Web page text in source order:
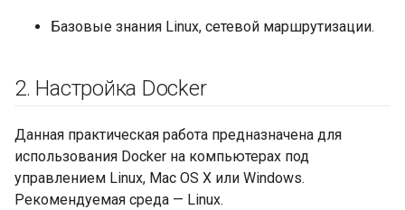
Базовые знания Linux, сетевой маршрутизации.
2. Настройка Docker
Данная практическая работа предназначена для
использования Docker на компьютерах под
управлением Linux, Mac OS X или Windows.
Рекомендуемая среда — Linux.